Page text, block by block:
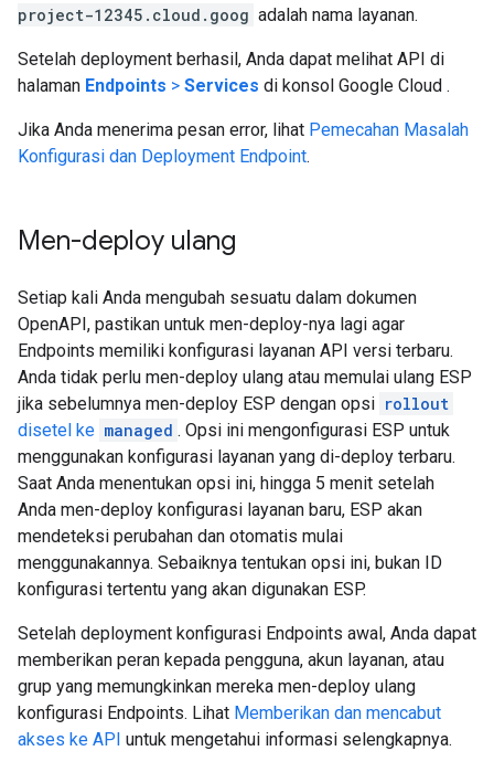
project-12345.cloud.goog adalah nama layanan.
Setelah deployment berhasil, Anda dapat melihat API di
halaman Endpoints > Services di konsol Google Cloud .
Jika Anda menerima pesan error, lihat Pemecahan Masalah
Konfigurasi dan Deployment Endpoint.
Men-deploy ulang
Setiap kali Anda mengubah sesuatu dalam dokumen
OpenAPI, pastikan untuk men-deploy-nya lagi agar
Endpoints memiliki konfigurasi layanan API versi terbaru.
Anda tidak perlu men-deploy ulang atau memulai ulang ESP
jika sebelumnya men-deploy ESP dengan opsi rollout
disetel ke managed . Opsi ini mengonfigurasi ESP untuk
menggunakan konfigurasi layanan yang di-deploy terbaru.
Saat Anda menentukan opsi ini, hingga 5 menit setelah
Anda men-deploy konfigurasi layanan baru, ESP akan
mendeteksi perubahan dan otomatis mulai
menggunakannya. Sebaiknya tentukan opsi ini, bukan ID
konfigurasi tertentu yang akan digunakan ESP.
Setelah deployment konfigurasi Endpoints awal, Anda dapat
memberikan peran kepada pengguna, akun layanan, atau
grup yang memungkinkan mereka men-deploy ulang
konfigurasi Endpoints. Lihat Memberikan dan mencabut
akses ke API untuk mengetahui informasi selengkapnya.